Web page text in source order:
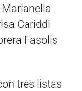
Cariddi
Fasolis
tres listas